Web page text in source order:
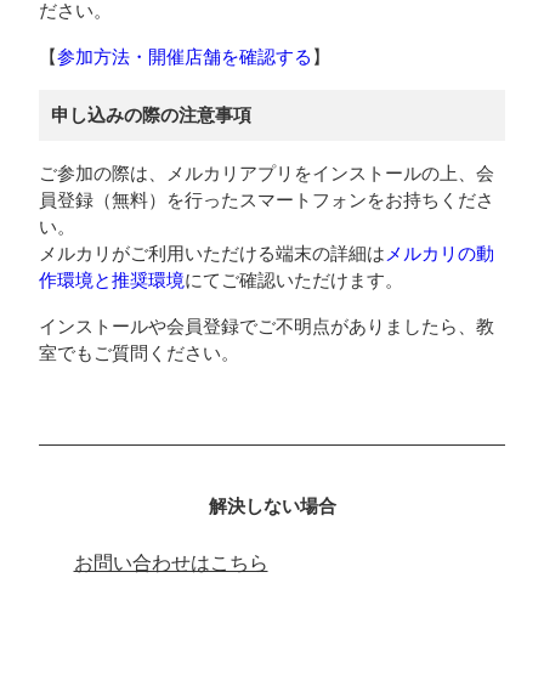
ださい。
【参加方法・開催店舗を確認する 】
申し込みの際の注意事項
ご参加の際は、メルカリアプリをインストールの上、会
員登録（無料）を行ったスマートフォンをお持ちくださ
い。
メルカリがご利用いただける端末の詳細は メルカリの動
作環境と推奨環境にてご確認いただけます。
インストールや会員登録でご不明点がありましたら、教
室でもご質問ください。
解決しない場合
お問い合わせはこちら